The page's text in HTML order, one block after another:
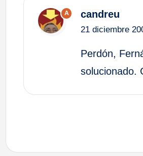
A candreu
21 diciembre
Perdón,
solucionado.